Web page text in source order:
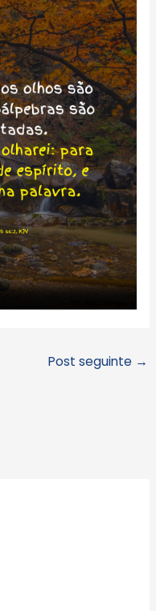
Post seguinte →